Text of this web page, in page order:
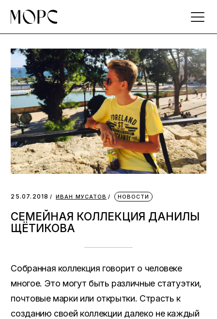
the
25.07.2018 ИВАН МУСАТОВ НОВОСТИ
СЕМЕЙНАЯ КОЛЛЕКЦИЯ ДАНИЛЫ
ЩЁТИКОВА
Собранная коллекция говорит о человеке
многое. Это могут быть различные статуэтки,
почтовые марки или открытки. Страсть к
созданию своей коллекции далеко не каждый